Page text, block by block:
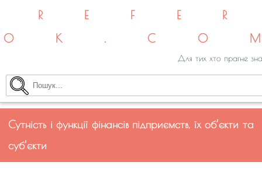
Для тих хто прагне
Сутність і функції фінансів підприємств, їх об’єкти та
суб’єкти